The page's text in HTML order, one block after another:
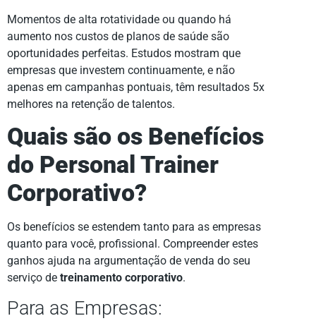
Momentos de alta rotatividade ou quando há
aumento nos custos de planos de saúde são
oportunidades perfeitas. Estudos mostram que
empresas que investem continuamente, e não
apenas em campanhas pontuais, têm resultados 5x
melhores na retenção de talentos.
Quais são os Benefícios
do Personal Trainer
Corporativo?
Os benefícios se estendem tanto para as empresas
quanto para você, profissional. Compreender estes
ganhos ajuda na argumentação de venda do seu
serviço de treinamento corporativo.
Para as Empresas: